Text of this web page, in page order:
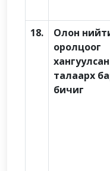
18.
Олон
оролцоог
хангуулсан
талаарх
бичиг